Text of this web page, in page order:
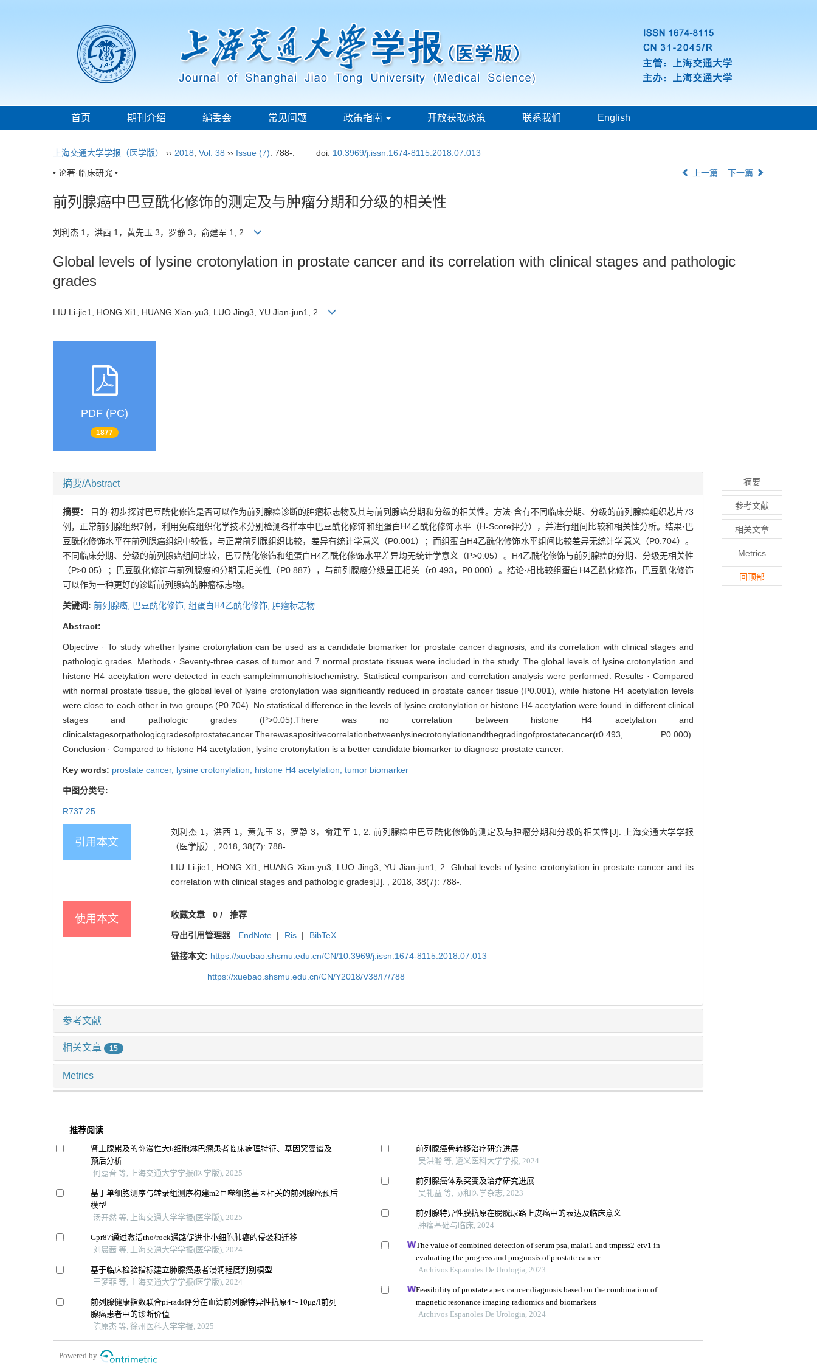
首页 期刊介绍 编委会 常见问题 政策指南 开放获取政策 联系我们 English
上海交通大学学报（医学版） ›› 2018 Vol. 38 ›› Issue (7): 788-. doi: 10.3969/j.issn.1674-8115.2018.07.013
• 论著·临床研究 • 上一篇 下一篇
前列腺癌中巴豆酰化修饰的测定及与肿瘤分期和分级的相关性
刘利杰 1，洪西 1，黄先玉 3，罗静 3，俞建军 1, 2
Global levels of lysine crotonylation in prostate cancer and its correlation with clinical stages and pathologic
grades
LIU Li-jie1, HONG Xi1, HUANG Xian-yu3, LUO Jing3, YU Jian-jun1, 2
PDF (PC)
1877
摘要/Abstract
摘要：
目的·初步探讨巴豆酰化修饰是否可以作为前列腺癌诊断的肿瘤标志物及其与前列腺癌分期和分级的相关性。方法·含有不同临床分期、分级的前列腺癌组织芯片73
例，正常前列腺组织7例，利用免疫组织化学技术分别检测各样本中巴豆酰化修饰和组蛋白H4乙酰化修饰水平（H-Score评分），并进行组间比较和相关性分析。结果·巴
豆酰化修饰水平在前列腺癌组织中较低，与正常前列腺组织比较，差异有统计学意义（P0.001）；而组蛋白H4乙酰化修饰水平组间比较差异无统计学意义（P0.704）。
不同临床分期、分级的前列腺癌组间比较，巴豆酰化修饰和组蛋白H4乙酰化修饰水平差异均无统计学意义（P>0.05）。H4乙酰化修饰与前列腺癌的分期、分级无相关性
（P>0.05）；巴豆酰化修饰与前列腺癌的分期无相关性（P0.887），与前列腺癌分级呈正相关（r0.493，P0.000）。结论·相比较组蛋白H4乙酰化修饰，巴豆酰化修饰
可以作为一种更好的诊断前列腺癌的肿瘤标志物。
关键词: 前列腺癌, 巴豆酰化修饰, 组蛋白H4乙酰化修饰, 肿瘤标志物
Abstract:
Objective · To study whether lysine crotonylation can be used as a candidate biomarker for prostate cancer diagnosis, and its correlation with clinical stages and
pathologic grades. Methods · Seventy-three cases of tumor and 7 normal prostate tissues were included in the study. The global levels of lysine crotonylation and
histone H4 acetylation were detected in each sampleimmunohistochemistry. Statistical comparison and correlation analysis were performed. Results · Compared
with normal prostate tissue, the global level of lysine crotonylation was significantly reduced in prostate cancer tissue (P0.001), while histone H4 acetylation levels
were close to each other in two groups (P0.704). No statistical difference in the levels of lysine crotonylation or histone H4 acetylation were found in different clinical
stages and pathologic grades (P>0.05).There was no correlation between histone H4 acetylation and
clinicalstagesorpathologicgradesofprostatecancer.Therewasapositivecorrelationbetweenlysinecrotonylationandthegradingofprostatecancer(r0.493, P0.000).
Conclusion · Compared to histone H4 acetylation, lysine crotonylation is a better candidate biomarker to diagnose prostate cancer.
Key words: prostate cancer, lysine crotonylation, histone H4 acetylation, tumor biomarker
中图分类号:
R737.25
引用本文
刘利杰 1，洪西 1，黄先玉 3，罗静 3，俞建军 1, 2. 前列腺癌中巴豆酰化修饰的测定及与肿瘤分期和分级的相关性[J]. 上海交通大学学报
（医学版）, 2018, 38(7): 788-.
LIU Li-jie1, HONG Xi1, HUANG Xian-yu3, LUO Jing3, YU Jian-jun1, 2. Global levels of lysine crotonylation in prostate cancer and its
correlation with clinical stages and pathologic grades[J]. , 2018, 38(7): 788-.
使用本文 收藏文章 0/ 推荐
导出引用管理器 EndNote | Ris | BibTeX
链接本文: https://xuebao.shsmu.edu.cn/CN/10.3969/j.issn.1674-8115.2018.07.013
https://xuebao.shsmu.edu.cn/CN/Y2018/V38/I7/788
参考文献
相关文章 15
Metrics
推荐阅读
肾上腺累及的弥漫性大b细胞淋巴瘤患者临床病理特征、基因突变谱及
预后分析
何嘉音 等, 上海交通大学学报(医学版), 2025
基于单细胞测序与转录组测序构建m2巨噬细胞基因相关的前列腺癌预后
模型
汤开然 等, 上海交通大学学报(医学版), 2025
Gpr87通过激活rho/rock通路促进非小细胞肺癌的侵袭和迁移
刘晨茜 等, 上海交通大学学报(医学版), 2024
基于临床检验指标建立肺腺癌患者浸润程度判别模型
王梦菲 等, 上海交通大学学报(医学版), 2024
前列腺健康指数联合pi-rads评分在血清前列腺特异性抗原4～10μg/l前列
腺癌患者中的诊断价值
陈原杰 等, 徐州医科大学学报, 2025
前列腺癌骨转移治疗研究进展
吴洪瀚 等, 遵义医科大学学报, 2024
前列腺癌体系突变及治疗研究进展
吴礼益 等, 协和医学杂志, 2023
前列腺特异性膜抗原在膀胱尿路上皮癌中的表达及临床意义
肿瘤基础与临床, 2024
The value of combined detection of serum psa, malat1 and tmprss2-etv1 in
evaluating the progress and prognosis of prostate cancer
Archivos Espanoles De Urologia, 2023
Feasibility of prostate apex cancer diagnosis based on the combination of
magnetic resonance imaging radiomics and biomarkers
Archivos Espanoles De Urologia, 2024
Powered by
摘要
参考文献
相关文章
Metrics
回顶部